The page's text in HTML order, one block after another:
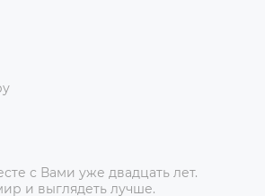
с Вами уже двадцать лет.
и выглядеть лучше.